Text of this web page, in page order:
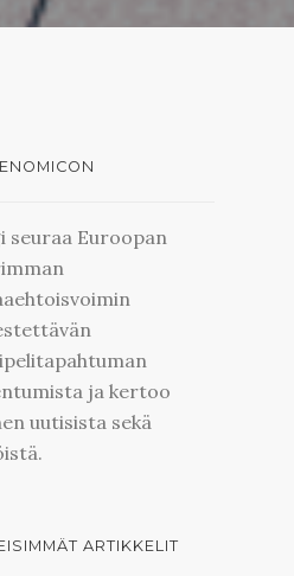
seuraa Euroopan
ja kertoo
uutisista sekä
ARTIKKELIT